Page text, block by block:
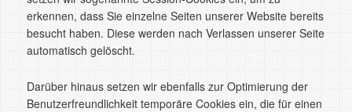
erkennen, dass Sie einzelne Seiten unserer Website bereits
besucht haben. Diese werden nach Verlassen unserer Seite
automatisch gelöscht.
Darüber hinaus setzen wir ebenfalls zur Optimierung der
Benutzerfreundlichkeit temporäre Cookies ein, die für einen